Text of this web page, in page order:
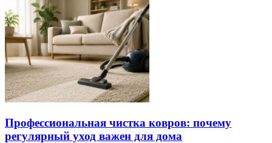
Профессиональная чистка ковров: почему
регулярный уход важен для дома